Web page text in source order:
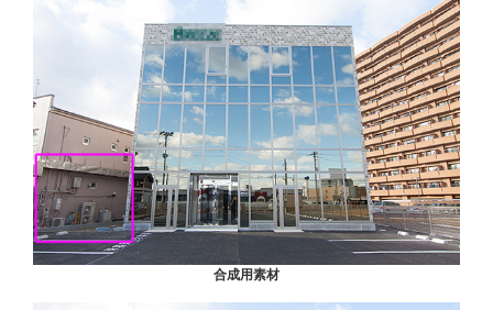
合成用素材